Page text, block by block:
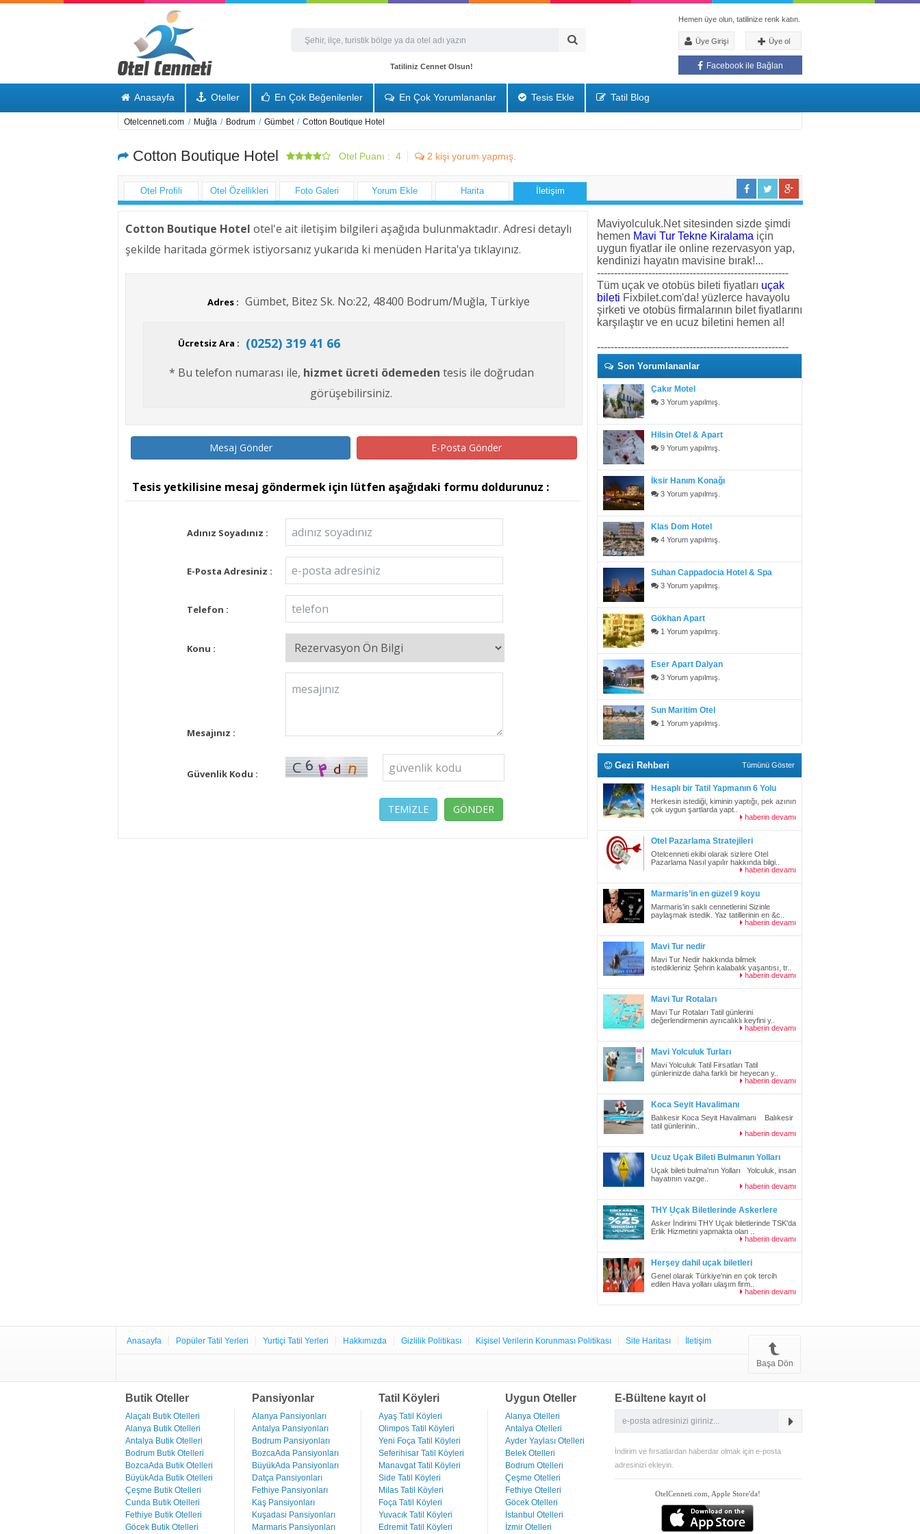
Tatiliniz Cennet Olsun!
Hemen üye olun, tatilinize renk katın.
Üye Girişi Üye ol
Facebook ile Bağlan
Anasayfa Oteller En Çok Beğenilenler En Çok Yorumlananlar Tesis Ekle Tatil Blog
Otelcenneti.com / Muğla / Bodrum / Gümbet / Cotton Boutique Hotel
Cotton Boutique Hotel Otel Puanı : 4 2 kişi yorum yapmış.
Otel Profili Otel Özellikleri Foto Galeri Yorum Ekle Harita İletişim
Cotton Boutique Hotel otel'e ait iletişim bilgileri aşağıda bulunmaktadır. Adresi detaylı
şekilde haritada görmek istiyorsanız yukarıda ki menüden Harita'ya tıklayınız.
Adres : Gümbet, Bitez Sk. No:22, 48400 Bodrum/Muğla, Türkiye
Ücretsiz Ara : (0252) 319 41 66
* Bu telefon numarası ile, hizmet ücreti ödemeden tesis ile doğrudan
görüşebilirsiniz.
Mesaj Gönder E-Posta Gönder
Tesis yetkilisine mesaj göndermek için lütfen aşağıdaki formu doldurunuz :
Adınız Soyadınız :
E-Posta Adresiniz :
Telefon :
Konu :
Mesajınız :
Güvenlik Kodu :
Maviyolculuk.Net sitesinden sizde şimdi
hemen Mavi Tur Tekne Kiralama için
uygun fiyatlar ile online rezervasyon yap,
kendinizi hayatın mavisine bırak!...
--------------------------------------------------------
Tüm uçak ve otobüs bileti fiyatları uçak
bileti Fixbilet.com'da! yüzlerce havayolu
şirketi ve otobüs firmalarının bilet fiyatlarını
karşılaştır ve en ucuz biletini hemen al!
--------------------------------------------------------
Son Yorumlananlar
Çakır Motel
3 Yorum yapılmış.
Hilsin Otel & Apart
9 Yorum yapılmış.
İksir Hanım Konağı
3 Yorum yapılmış.
Klas Dom Hotel
4 Yorum yapılmış.
Suhan Cappadocia Hotel & Spa
3 Yorum yapılmış.
Gökhan Apart
1 Yorum yapılmış.
Eser Apart Dalyan
3 Yorum yapılmış.
Sun Maritim Otel
1 Yorum yapılmış.
Gezi Rehberi Tümünü Göster
Hesaplı bir Tatil Yapmanın 6 Yolu
Herkesin istediği, kiminin yaptığı, pek azının
çok uygun şartlarda yapt..
haberin devamı
Otel Pazarlama Stratejileri
Otelcenneti ekibi olarak sizlere Otel
Pazarlama Nasıl yapılır hakkında bilgi..
haberin devamı
Marmaris’in en güzel 9 koyu
Marmaris'in saklı cennetlerini Sizinle
paylaşmak istedik. Yaz tatillerinin en &c..
haberin devamı
Mavi Tur nedir
Mavi Tur Nedir hakkında bilmek
istedikleriniz Şehrin kalabalık yaşantısı, tr..
haberin devamı
Mavi Tur Rotaları
Mavi Tur Rotaları Tatil günlerini
değerlendirmenin ayrıcalıklı keyfini y..
haberin devamı
Mavi Yolculuk Turları
Mavi Yolculuk Tatil Firsatları Tatil
günlerinizde daha farklı bir heyecan y..
haberin devamı
Koca Seyit Havalimanı
Balıkesir Koca Seyit Havalimanı Balıkesir
tatil günlerinin..
haberin devamı
Ucuz Uçak Bileti Bulmanın Yolları
Uçak bileti bulma'nın Yolları Yolculuk, insan
hayatının vazge..
haberin devamı
THY Uçak Biletlerinde Askerlere
%25 İndirim
Asker İndirimi THY Uçak biletlerinde TSK'da
Erlik Hizmetini yapmakta olan ..
haberin devamı
Herşey dahil uçak biletleri
Genel olarak Türkiye'nin en çok tercih
edilen Hava yolları ulaşım firm..
haberin devamı
Anasayfa Popüler Tatil Yerleri Yurtiçi Tatil Yerleri Hakkımızda Gizlilik Politikası Kişisel Verilerin Korunması Politikası Site Haritası İletişim
Başa Dön
Butik Oteller
Alaçatı Butik Otelleri
Alanya Butik Otelleri
Antalya Butik Otelleri
Bodrum Butik Otelleri
BozcaAda Butik Otelleri
BüyükAda Butik Otelleri
Çeşme Butik Otelleri
Cunda Butik Otelleri
Fethiye Butik Otelleri
Göcek Butik Otelleri
Pansiyonlar
Alanya Pansiyonları
Antalya Pansiyonları
Bodrum Pansiyonları
BozcaAda Pansiyonları
BüyükAda Pansiyonları
Datça Pansiyonları
Fethiye Pansiyonları
Kaş Pansiyonları
Kuşadasi Pansiyonları
Marmaris Pansiyonları
Tatil Köyleri
Ayaş Tatil Köyleri
Olimpos Tatil Köyleri
Yeni Foça Tatil Köyleri
Seferihisar Tatil Köyleri
Manavgat Tatil Köyleri
Side Tatil Köyleri
Milas Tatil Köyleri
Foça Tatil Köyleri
Yuvacık Tatil Köyleri
Edremit Tatil Köyleri
Uygun Oteller
Alanya Otelleri
Antalya Otelleri
Ayder Yaylası Otelleri
Belek Otelleri
Bodrum Otelleri
Çeşme Otelleri
Fethiye Otelleri
Göcek Otelleri
İstanbul Otelleri
İzmir Otelleri
E-Bültene kayıt ol
İndirim ve fırsatlardan haberdar olmak için e-posta
adresinizi ekleyin.
OtelCenneti.com, Apple Store'da!